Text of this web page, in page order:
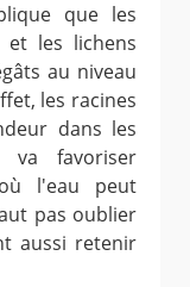
que les
et les lichens
au niveau
les racines
dans les
va favoriser
l'eau peut
pas oublier
aussi retenir